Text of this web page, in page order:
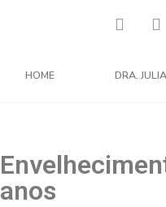
HOME DRA. JULIA
anos